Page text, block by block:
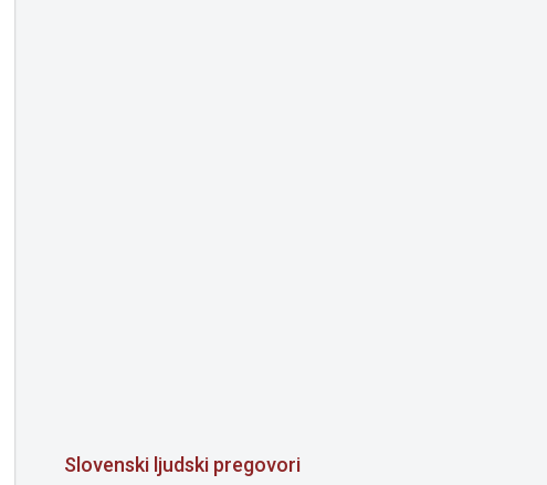
Slovenski ljudski pregovori